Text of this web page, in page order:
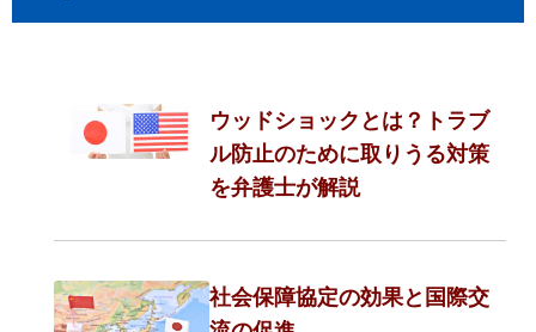
ウッドショックとは？トラブ
ル防止のために取りうる対策
を弁護士が解説
社会保障協定の効果と国際交